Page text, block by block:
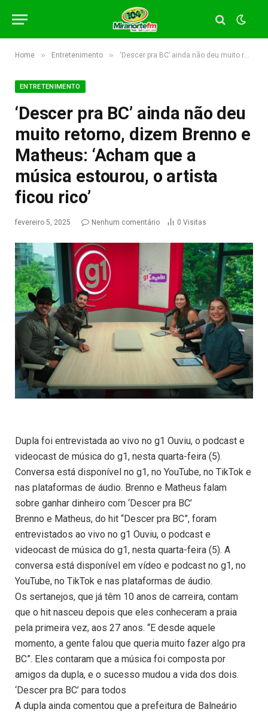
Home » Entretenimento » ‘Descer pra BC’ ainda não deu muito retorno, dizem Brenno e Matheus: ‘Acham que a música estourou, o artista ficou rico’
ENTRETENIMENTO
‘Descer pra BC’ ainda não deu
muito retorno, dizem Brenno e
Matheus: ‘Acham que a
música estourou, o artista
ficou rico’
fevereiro 5, 2025 Nenhum comentário 0 Visitas
Dupla foi entrevistada ao vivo no g1 Ouviu, o podcast e
videocast de música do g1, nesta quarta-feira (5).
Conversa está disponível no g1, no YouTube, no TikTok e
nas plataformas de áudio. Brenno e Matheus falam
sobre ganhar dinheiro com ‘Descer pra BC’
Brenno e Matheus, do hit “Descer pra BC”, foram
entrevistados ao vivo no g1 Ouviu, o podcast e
videocast de música do g1, nesta quarta-feira (5). A
conversa está disponível em vídeo e podcast no g1, no
YouTube, no TikTok e nas plataformas de áudio.
Os sertanejos, que já têm 10 anos de carreira, contam
que o hit nasceu depois que eles conheceram a praia
pela primeira vez, aos 27 anos. “E desde aquele
momento, a gente falou que queria muito fazer algo pra
BC”. Eles contaram que a música foi composta por
amigos da dupla, e o sucesso mudou a vida dos dois.
‘Descer pra BC’ para todos
A dupla ainda comentou que a prefeitura de Balneário